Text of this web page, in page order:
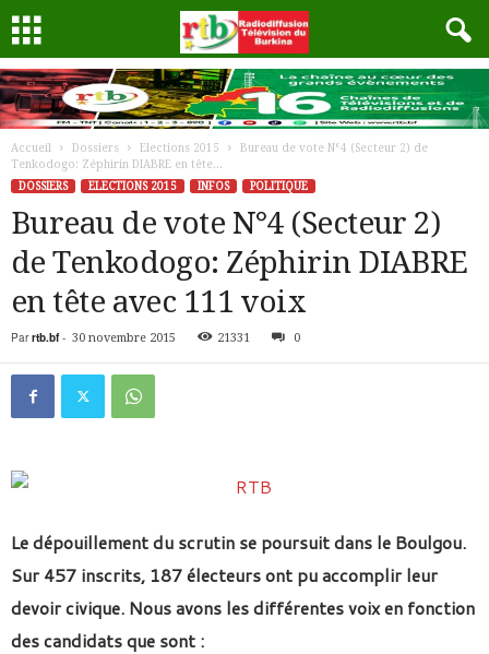
Accueil Dossiers Elections 2015
Bureau de vote N°4 (Secteur 2) de
Tenkodogo: Zéphirin DIABRE en tête...
DOSSIERS
ELECTIONS 2015 INFOS POLITIQUE
Bureau de vote N°4 (Secteur 2)
de Tenkodogo: Zéphirin DIABRE
en tête avec 111 voix
Par rtb.bf- 30 novembre 2015 21331 0
Le dépouillement du scrutin se poursuit dans le Boulgou.
Sur 457 inscrits, 187 électeurs ont pu accomplir leur
devoir civique. Nous avons les différentes voix en fonction
des candidats que sont :